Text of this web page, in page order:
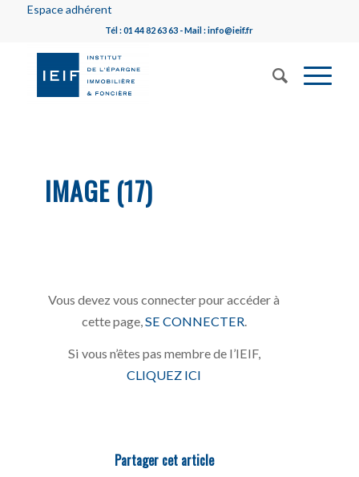
Espace adhérent
Tél : 01 44 82 63 63 - Mail : info@ieif.fr
IMAGE (17)
Vous devez vous connecter pour accéder à
cette page, SE CONNECTER
Si vous n’êtes pas membre de l’IEIF,
CLIQUEZ ICI
Partager cet article